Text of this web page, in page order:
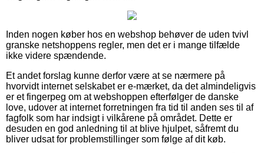
Inden nogen køber hos en webshop behøver de uden tvivl
granske netshoppens regler, men det er i mange tilfælde
ikke videre spændende.
Et andet forslag kunne derfor være at se nærmere på
hvorvidt internet selskabet er e-mærket, da det almindeligvis
er et fingerpeg om at webshoppen efterfølger de danske
love, udover at internet forretningen fra tid til anden ses til af
fagfolk som har indsigt i vilkårene på området. Dette er
desuden en god anledning til at blive hjulpet, såfremt du
bliver udsat for problemstillinger som følge af dit køb.